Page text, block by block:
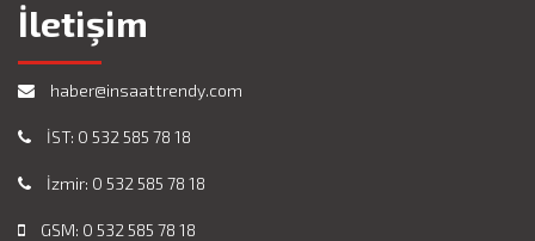
İletişim
haber@insaattrendy.com
İST: 0 532 585 78 18
İzmir: 0 532 585 78 18
GSM: 0 532 585 78 18